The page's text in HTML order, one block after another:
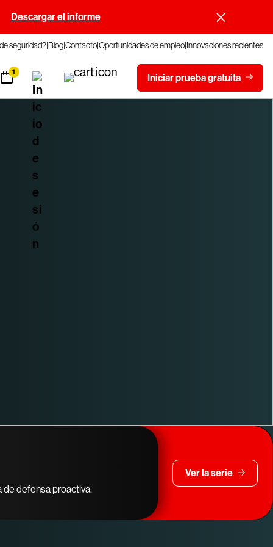
Descargar el informe
seguridad?BlogContactoOportunidades de empleo Innovaciones recientes
1 Iniciar prueba gratuita
de defensa proactiva.
Ver la serie